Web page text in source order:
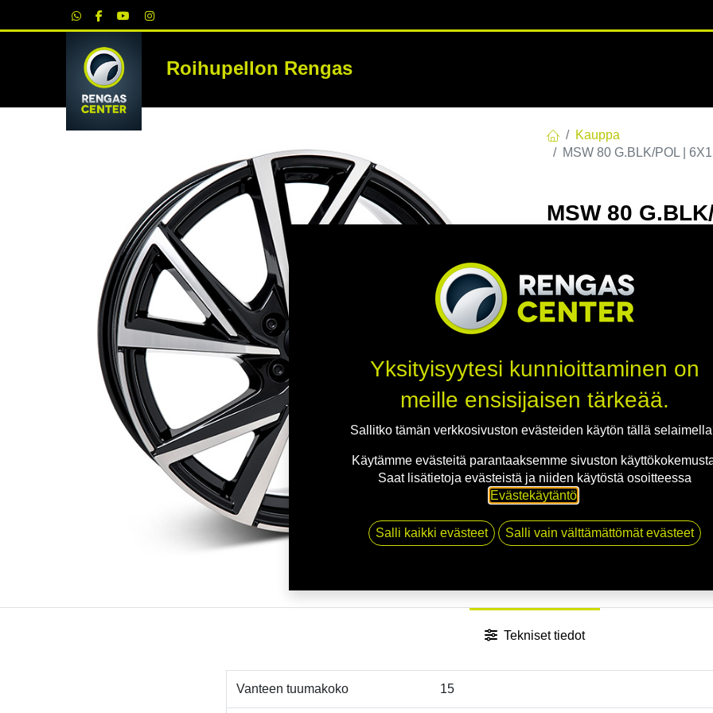
Roihupellon RengasRENKAAT
Kauppa
MSW 80 G.BLK/POL |
MSW 80
EAN: 8027529180114
Tällä tuotteella ei ole
Jaa
Tekniset tiedot
Vanteen tuumakoko 15
Yksityisyytesi kunnioittaminen on
meille ensisijaisen tärkeää.
Sallitko tämän verkkosivuston evästeiden käytön tällä
Käytämme evästeitä parantaaksemme sivuston
Saat lisätietoja evästeistä ja niiden käytöstä osoitteessa
Evästekäytäntö.
Salli kaikki evästeet Salli vain välttämättömät evästeet